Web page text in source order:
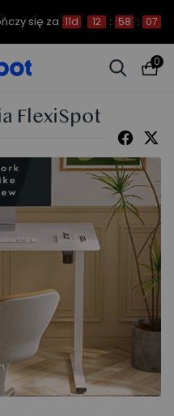
się za 11d 12 : 58 : 06
0
FlexiSpot